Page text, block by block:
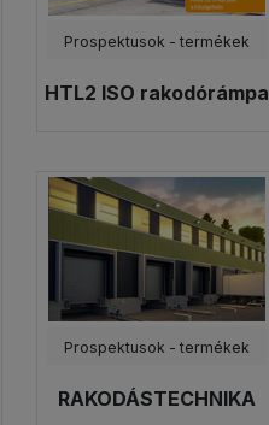
Prospektusok - termékek
HTL2 ISO rakodórámpa
Prospektusok - termékek
RAKODÁSTECHNIKA